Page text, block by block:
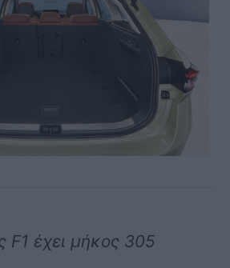
F1 έχει μήκος 305